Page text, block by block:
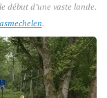
début d’une vaste lande.
.